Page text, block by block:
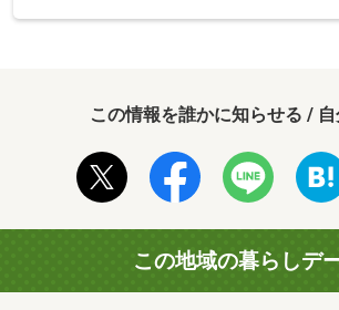
この情報を誰かに知らせる /
この地域の暮らしデ